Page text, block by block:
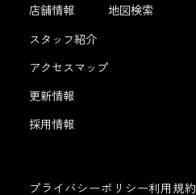
店舗情報
スタッフ紹介
アクセスマップ
更新情報
採用情報
地図検索
プライバシーポリシー利用規約